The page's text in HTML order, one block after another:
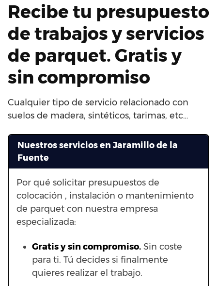
Recibe tu presupuesto
de trabajos y servicios
de parquet. Gratis y
sin compromiso
Cualquier tipo de servicio relacionado con
suelos de madera, sintéticos, tarimas, etc…
Nuestros servicios en Jaramillo de la
Fuente
Por qué solicitar presupuestos de
colocación , instalación o mantenimiento
de parquet con nuestra empresa
especializada:
Gratis y sin compromiso. Sin coste
para ti. Tú decides si finalmente
quieres realizar el trabajo.